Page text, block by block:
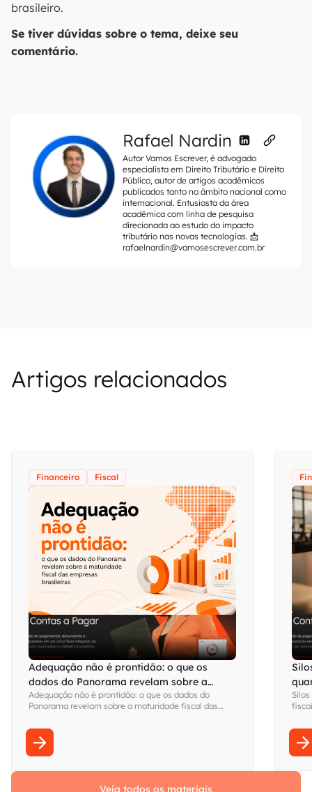
brasileiro.
Se tiver dúvidas sobre o tema, deixe seu
comentário.
Rafael Nardin
Autor Vamos Escrever, é advogado
especialista em Direito Tributário e Direito
Público, autor de artigos acadêmicos
publicados tanto no âmbito nacional como
internacional. Entusiasta da área
acadêmica com linha de pesquisa
direcionada ao estudo do impacto
tributário nas novas tecnologias. 📩
rafaelnardin@vamosescrever.com.br
Artigos relacionados
Financeiro Fiscal
Adequação não é prontidão: o que os
dados do Panorama revelam sobre a
maturidade fiscal das empresas brasileiras
Adequação não é prontidão: o que os dados do
Panorama revelam sobre a maturidade fiscal das
sem
Veja todos os materiais